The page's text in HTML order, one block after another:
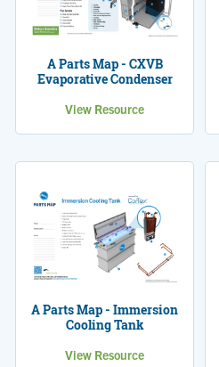
A Parts Map - CXVB
Evaporative Condenser
View Resource
A Parts Map - Immersion
Cooling Tank
View Resource